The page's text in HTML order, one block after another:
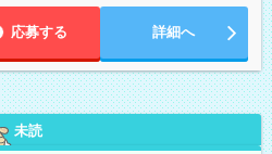
応募する 詳細へ
未読